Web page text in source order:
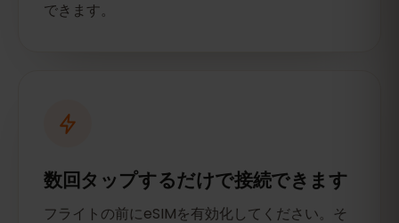
できます。
数回タップするだけで接続できます
フライトの前にeSIMを有効化してください。そ